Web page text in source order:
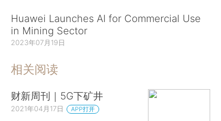
Huawei Launches AI for Commercial Use
in Mining Sector
2023年07月19日
相关阅读
财新周刊｜5G下矿井
2021年04月17日 APP打开